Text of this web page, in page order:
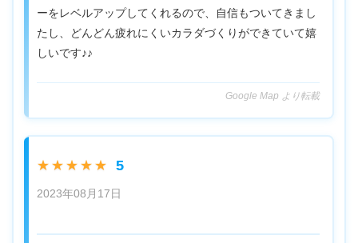
ーをレベルアップしてくれるので、自信もついてきまし
たし、どんどん疲れにくいカラダづくりができていて嬉
しいです♪♪
Google Map より転載
★★★★★ 5
2023年08月17日